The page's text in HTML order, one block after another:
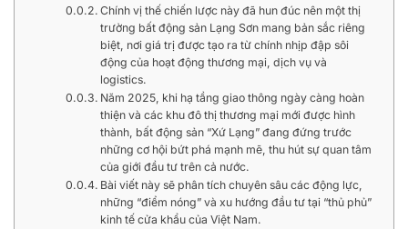
Chính vị thế chiến lược này đã hun đúc nên một thị
trường bất động sản Lạng Sơn mang bản sắc riêng
biệt, nơi giá trị được tạo ra từ chính nhịp đập sôi
động của hoạt động thương mại, dịch vụ và
logistics.
Năm 2025, khi hạ tầng giao thông ngày càng hoàn
thiện và các khu đô thị thương mại mới được hình
thành, bất động sản “Xứ Lạng” đang đứng trước
những cơ hội bứt phá mạnh mẽ, thu hút sự quan tâm
của giới đầu tư trên cả nước.
Bài viết này sẽ phân tích chuyên sâu các động lực,
những “điểm nóng” và xu hướng đầu tư tại “thủ phủ”
kinh tế cửa khẩu của Việt Nam.